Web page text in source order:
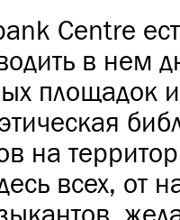
Centre
в нем
площадок
на
всех, от